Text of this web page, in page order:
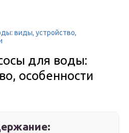
виды, устройство,
для воды:
особенности